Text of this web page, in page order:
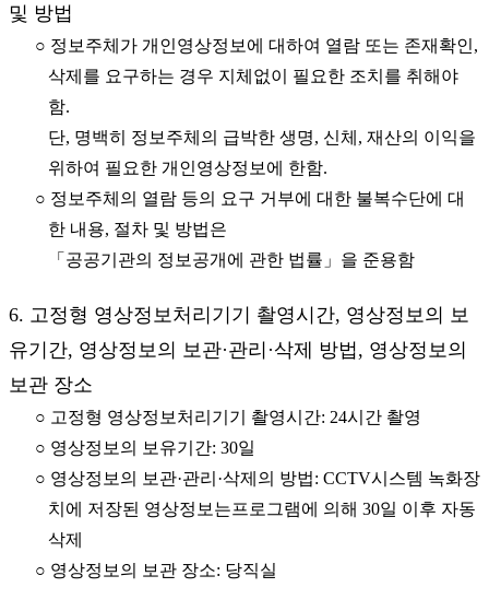
및 방법
○ 정보주체가 개인영상정보에 대하여 열람 또는 존재확인,
삭제를 요구하는 경우 지체없이 필요한 조치를 취해야
함.
단, 명백히 정보주체의 급박한 생명, 신체, 재산의 이익을
위하여 필요한 개인영상정보에 한함.
○ 정보주체의 열람 등의 요구 거부에 대한 불복수단에 대
한 내용, 절차 및 방법은
「공공기관의 정보공개에 관한 법률」을 준용함
6. 고정형 영상정보처리기기 촬영시간, 영상정보의 보
유기간, 영상정보의 보관·관리·삭제 방법, 영상정보의
보관 장소
○ 고정형 영상정보처리기기 촬영시간: 24시간 촬영
○ 영상정보의 보유기간: 30일
○ 영상정보의 보관·관리·삭제의 방법: CCTV시스템 녹화장
치에 저장된 영상정보는프로그램에 의해 30일 이후 자동
삭제
○ 영상정보의 보관 장소: 당직실